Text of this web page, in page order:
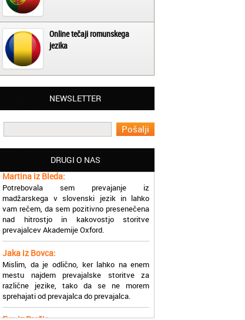
Online tečaji romunskega
jezika
NEWSLETTER
DRUGI O NAS
Matjaž iz Ajdovščine:
Lahko pohvalim vse zaposlene v Akademiji
Oxford, ker so resnično profesionalni in
prevajalske storitve opravljajo hitro in
Martina iz Bleda:
Potrebovala sem prevajanje iz
madžarskega v slovenski jezik in lahko
vam rečem, da sem pozitivno presenečena
nad hitrostjo in kakovostjo storitve
prevajalcev Akademije Oxford.
Jaka iz Bovca:
Mislim, da je odlično, ker lahko na enem
mestu najdem prevajalske storitve za
različne jezike, tako da se ne morem
sprehajati od prevajalca do prevajalca.
Eva iz Brežic: